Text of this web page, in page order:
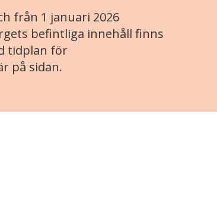
från 1 januari 2026
befintliga innehåll finns
tidplan för
på sidan.